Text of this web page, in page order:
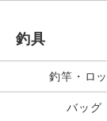
釣具
釣竿・ロ
バッグ